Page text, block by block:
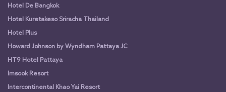
Hotel De Bangkok
Hotel Kuretakeso Sriracha Thailand
Hotel Plus
Howard Johnson by Wyndham Pattaya JC
HT9 Hotel Pattaya
Imsook Resort
Intercontinental Khao Yai Resort